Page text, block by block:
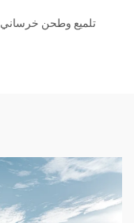
تلميع وطحن خرساني